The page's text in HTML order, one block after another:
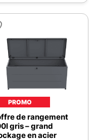
PROMO
de rangement
gris – grand
en acier